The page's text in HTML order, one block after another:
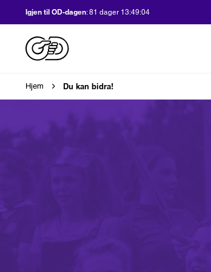
Igjen til OD-dagen:81 dager 13:49:02
Hjem Du kan bidra!